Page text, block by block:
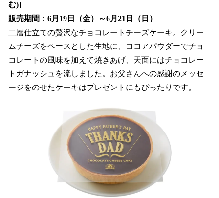
む)]
販売期間：6月19日（金）～6月21日（日）
二層仕立ての贅沢なチョコレートチーズケーキ。クリー
ムチーズをベースとした生地に、ココアパウダーでチョ
コレートの風味を加えて焼きあげ、天面にはチョコレー
トガナッシュを流しました。お父さんへの感謝のメッセ
ージをのせたケーキはプレゼントにもぴったりです。